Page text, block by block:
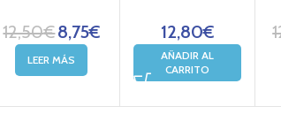
12,50€8,75€
LEER MÁS
12,80€
AÑADIR AL
CARRITO